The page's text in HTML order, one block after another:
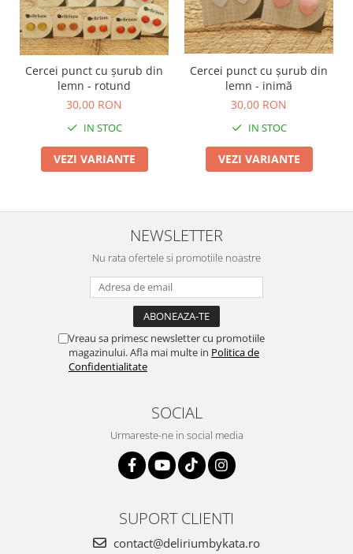
Cercei punct cu șurub din
lemn - rotund
30,00 RON
IN STOC
VEZI VARIANTE
Cercei punct cu șurub din
lemn - inimă
30,00 RON
IN STOC
VEZI VARIANTE
NEWSLETTER
Nu rata ofertele si promotiile noastre
Vreau sa primesc newsletter cu promotiile
magazinului. Afla mai multe in Politica de
Confidentialitate
SOCIAL
Urmareste-ne in social media
SUPORT CLIENTI
contact@deliriumbykata.ro